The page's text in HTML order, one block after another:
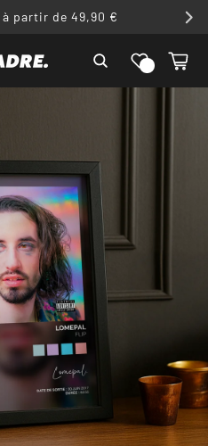
partir de 49,90 €
Liste de
souhaits
Panier